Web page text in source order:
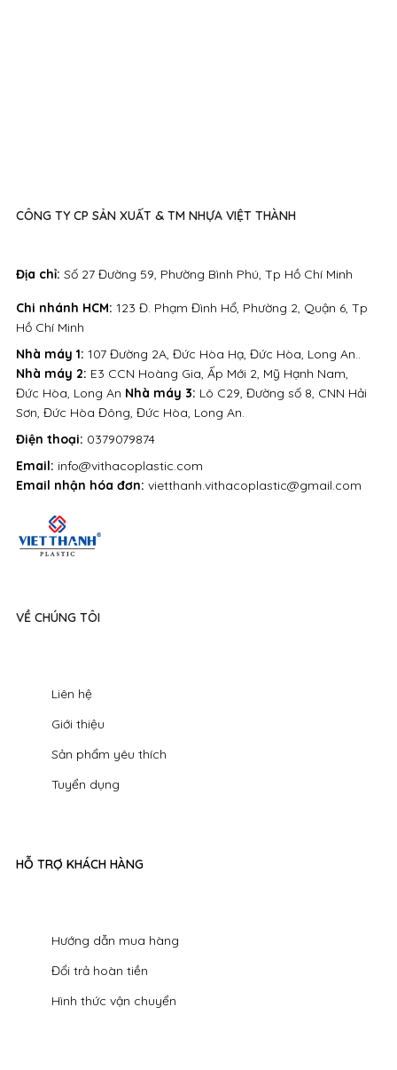
VỀ CHÚNG TÔI
Liên hệ
Giới thiệu
Sản phẩm yêu thích
Tuyển dụng
HỖ TRỢ KHÁCH HÀNG
Hướng dẫn mua hàng
Đổi trả hoàn tiền
Hình thức vận chuyển
Địa chỉ: Số 27 Đường 59, Phường Bình Phú, Tp Hồ Chí Minh
Điện thoại: 0379079874
Email: info@vithacoplastic.com
Email nhận hóa đơn: vietthanh.vithacoplastic@gmail.com
CÔNG TY CP SẢN XUẤT & TM NHỰA VIỆT THÀNH
Nhà máy 1: 107 Đường 2A, Đức Hòa Hạ, Đức Hòa, Long An..
Nhà máy 2: E3 CCN Hoàng Gia, Ấp Mới 2, Mỹ Hạnh Nam,
Đức Hòa, Long An Nhà máy 3: Lô C29, Đường số 8, CNN Hải
Sơn, Đức Hòa Đông, Đức Hòa, Long An.
Chi nhánh HCM: 123 Đ. Phạm Đình Hổ, Phường 2, Quận 6, Tp
Hồ Chí Minh